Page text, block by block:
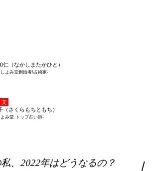
仁（なかしまたかひと）
よみ堂創始者/占術家-
文
（さくらもちともち）
み堂 トップ占い師-
、2022年はどうなるの？